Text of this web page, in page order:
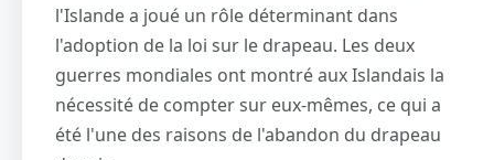
l'Islande a joué un rôle déterminant dans
l'adoption de la loi sur le drapeau. Les deux
guerres mondiales ont montré aux Islandais la
nécessité de compter sur eux-mêmes, ce qui a
été l'une des raisons de l'abandon du drapeau